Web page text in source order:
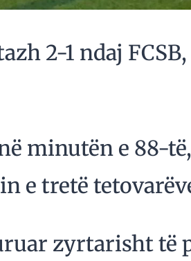
2-1 ndaj
minutën e 88-
e tretë
zyrtarisht të